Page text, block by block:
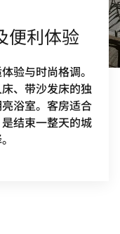
便利体验
验与时尚格调。
、带沙发床的独
浴室。客房适合
结束一整天的城